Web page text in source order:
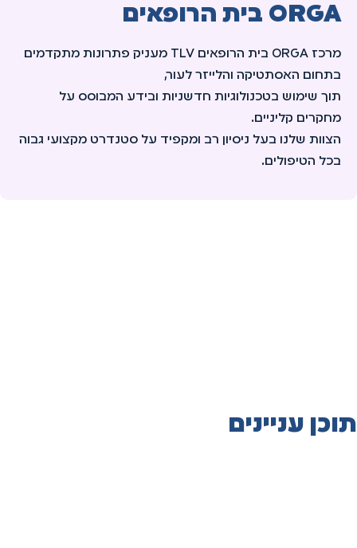
ORGA בית הרופאים
מרכז ORGA בית הרופאים TLV מעניק פתרונות מתקדמים
בתחום האסתטיקה והלייזר לעור,
תוך שימוש בטכנולוגיות חדשניות ובידע המבוסס על
מחקרים קליניים.
הצוות שלנו בעל ניסיון רב ומקפיד על סטנדרט מקצועי גבוה
בכל הטיפולים.
תוכן עניינים